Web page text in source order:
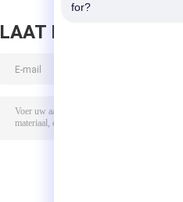
LAAT BERICHT
for?